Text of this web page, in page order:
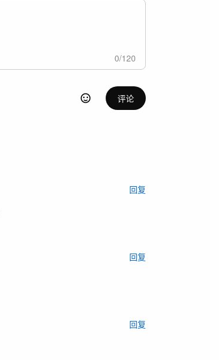
0/120
评论
回复
回复
回复